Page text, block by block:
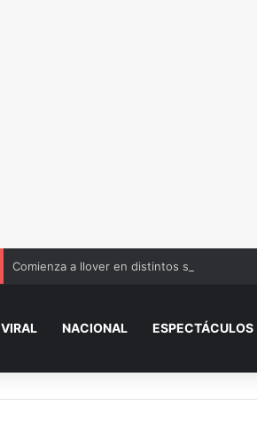
Comienza a llover en distintos sectores de
VIRAL NACIONAL ESPECTÁCULOS